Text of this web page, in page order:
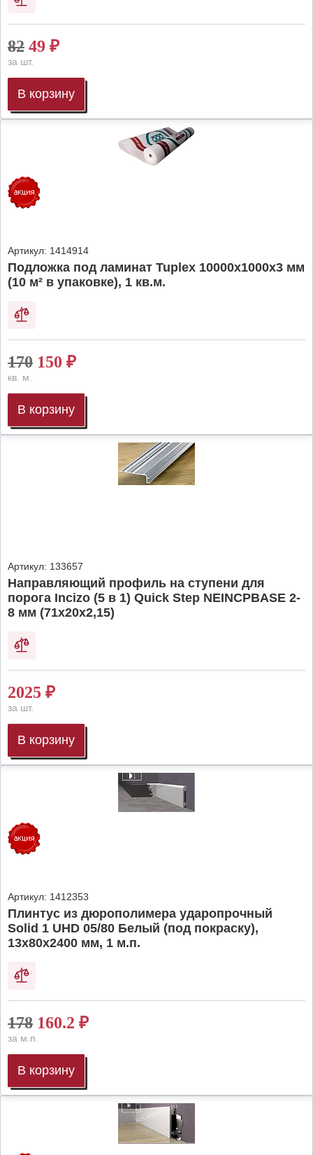
82 49 ₽
за шт.
В корзину
Артикул: 1414914
Подложка под ламинат Tuplex 10000x1000x3 мм
(10 м² в упаковке), 1 кв.м.
170 150 ₽
кв. м.
В корзину
Артикул: 133657
Направляющий профиль на ступени для
порога Incizo (5 в 1) Quick Step NEINCPBASE 2-
8 мм (71х20х2,15)
2025 ₽
за шт.
В корзину
Артикул: 1412353
Плинтус из дюрополимера ударопрочный
Solid 1 UHD 05/80 Белый (под покраску),
13х80х2400 мм, 1 м.п.
178 160.2 ₽
за м.п.
В корзину